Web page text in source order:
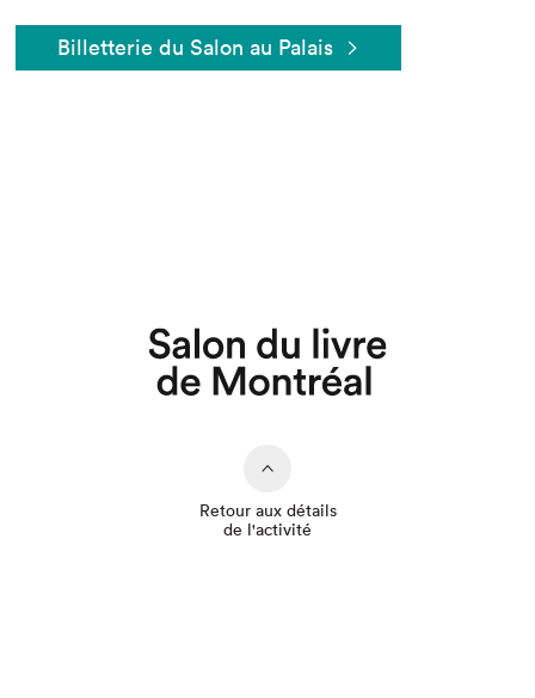
Billetterie du Salon au Palais
Retour aux détails
de l'activité